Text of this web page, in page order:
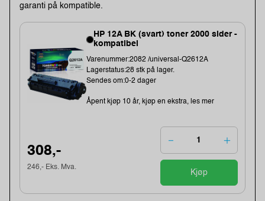
garanti på kompatible.
HP 12A BK (svart) toner 2000 sider -
kompatibel
Varenummer:2082 /universal-Q2612A
Lagerstatus:28 stk på lager.
Sendes om:0-2 dager
Åpent kjøp 10 år, kjøp en ekstra, les mer
308,-
246,- Eks. Mva.
Kjøp